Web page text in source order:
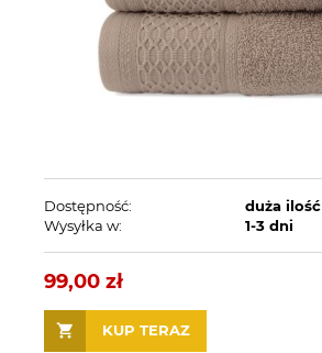
Dostępność:
duża ilość
Wysyłka w:
1-3 dni
99,00 zł
KUP TERAZ